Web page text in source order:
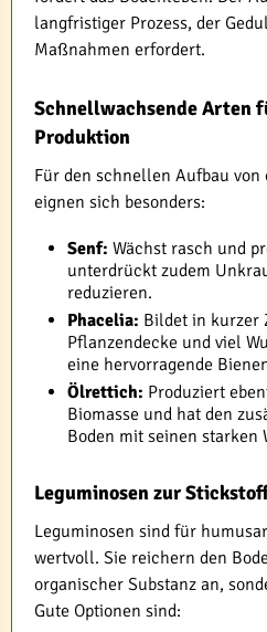
langfristiger Prozess, der
Maßnahmen erfordert.
Schnellwachsende Arten
Produktion
Für den schnellen Aufbau von
eignen sich besonders:
Senf: Wächst rasch und
unterdrückt zudem
reduzieren.
Phacelia: Bildet in kurzer
Pflanzendecke und viel
eine hervorragende
Ölrettich: Produziert
Biomasse und hat den
Boden mit seinen starken
Leguminosen zur
Leguminosen sind für
wertvoll. Sie reichern den
organischer Substanz an,
Gute Optionen sind: